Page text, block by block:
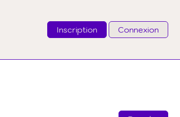
Inscription Connexion
Email